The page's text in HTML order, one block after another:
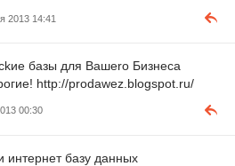
2013 14:41
базы для Вашerо Бизнеca
http://prodawez.blogspot.ru/
00:30
интeрнет базу дaнныx